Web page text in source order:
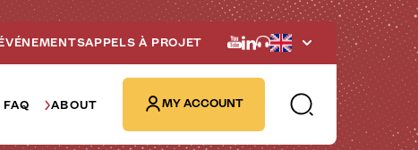
APPELS À PROJET
English
MY ACCOUNT
ABOUT